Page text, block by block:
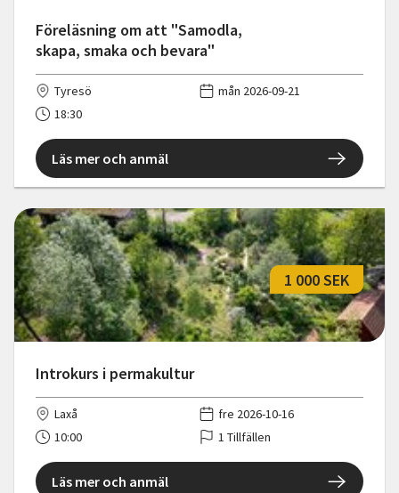
Föreläsning om att "Samodla,
skapa, smaka och bevara"
Tyresö
mån 2026-09-21
18:30
Läs mer och anmäl
Introkurs i permakultur
1 000 SEK
Laxå
fre 2026-10-16
10:00
1 Tillfällen
Läs mer och anmäl